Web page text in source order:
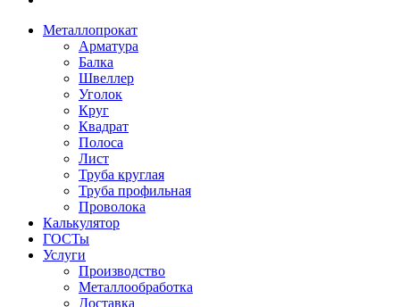
Металлопрокат
Арматура
Балка
Швеллер
Уголок
Круг
Квадрат
Полоса
Лист
Труба круглая
Труба профильная
Проволока
Калькулятор
ГОСТы
Услуги
Производство
Металлообработка
Доставка